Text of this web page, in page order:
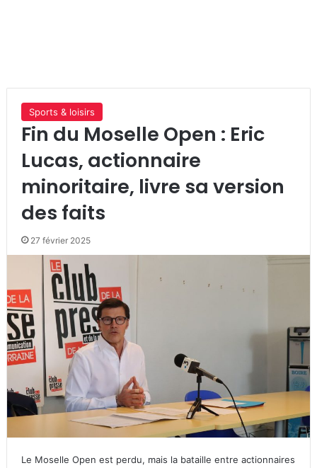
Sports & loisirs
Fin du Moselle Open : Eric
Lucas, actionnaire
minoritaire, livre sa version
des faits
27 février 2025
Le Moselle Open est perdu, mais la bataille entre actionnaires